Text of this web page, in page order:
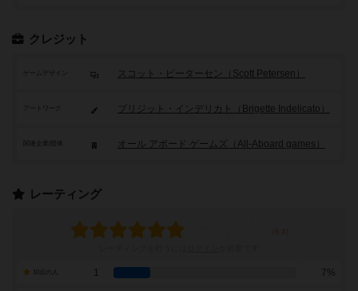
クレジット
ゲームデザイン スコット・ピーターセン（Scott Petersen）
アートワーク ブリジット・インデリカト（Brigette Indelicato）
オール アボード ゲームズ（All-Aboard games）
レーティング
1 7%